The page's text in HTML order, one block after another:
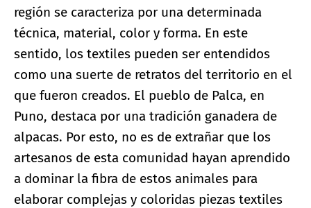
región se caracteriza por una determinada
técnica, material, color y forma. En este
sentido, los textiles pueden ser entendidos
como una suerte de retratos del territorio en el
que fueron creados. El pueblo de Palca, en
Puno, destaca por una tradición ganadera de
alpacas. Por esto, no es de extrañar que los
artesanos de esta comunidad hayan aprendido
a dominar la fibra de estos animales para
elaborar complejas y coloridas piezas textiles